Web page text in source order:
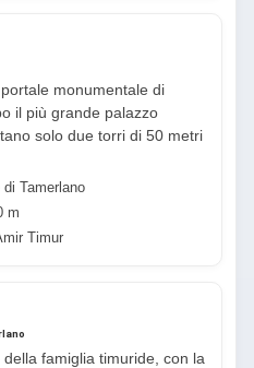
monumentale di
il più grande palazzo
solo due torri di 50 metri
di Tamerlano
m
Timur
della famiglia timuride, con la